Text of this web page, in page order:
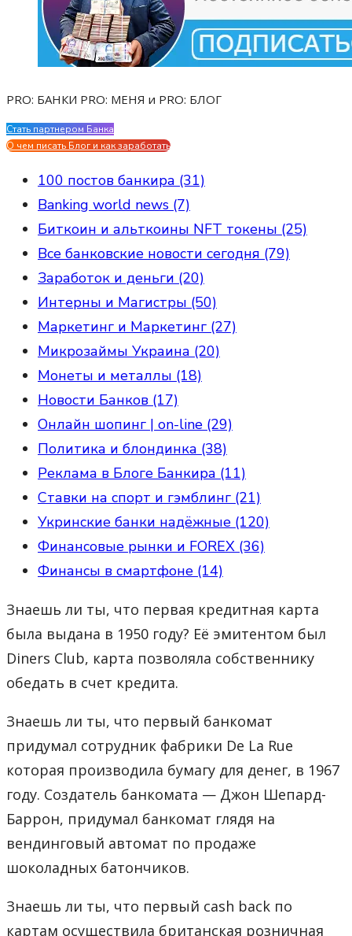
PRO: БАНКИ PRO: МЕНЯ и PRO: БЛОГ
Стать партнером Банка
О чем писать Блог и как заработать
100 постов банкира (31)
Banking world news (7)
Биткоин и альткоины NFT токены (25)
Все банковские новости сегодня (79)
Заработок и деньги (20)
Интерны и Магистры (50)
Маркетинг и Маркетинг (27)
Микрозаймы Украина (20)
Монеты и металлы (18)
Новости Банков (17)
Онлайн шопинг | on-line (29)
Политика и блондинка (38)
Реклама в Блоге Банкира (11)
Ставки на спорт и гэмблинг (21)
Укринские банки надёжные (120)
Финансовые рынки и FOREX (36)
Финансы в смартфоне (14)
Знаешь ли ты, что первая кредитная карта
была выдана в 1950 году? Её эмитентом был
Diners Club, карта позволяла собственнику
обедать в счет кредита.
Знаешь ли ты, что первый банкомат
придумал сотрудник фабрики De La Rue
которая производила бумагу для денег, в 1967
году. Создатель банкомата — Джон Шепард-
Баррон, придумал банкомат глядя на
вендинговый автомат по продаже
шоколадных батончиков.
Знаешь ли ты, что первый cash back по
картам осуществила британская розничная